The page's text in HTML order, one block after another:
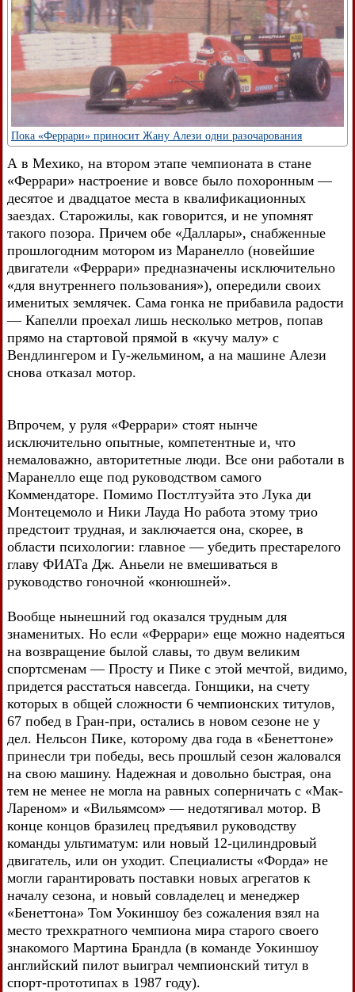
Пока «Феррари» приносит Жану Алези одни разочарования
А в Мехико, на втором этапе чемпионата в стане
«Феррари» настроение и вовсе было похоронным —
десятое и двадцатое места в квалификационных
заездах. Старожилы, как говорится, и не упомнят
такого позора. Причем обе «Даллары», снабженные
прошлогодним мотором из Маранелло (новейшие
двигатели «Феррари» предназначены исключительно
«для внутреннего пользования»), опередили своих
именитых землячек. Сама гонка не прибавила радости
— Капелли проехал лишь несколько метров, попав
прямо на стартовой прямой в «кучу малу» с
Вендлингером и Гу-жельмином, а на машине Алези
снова отказал мотор.
Впрочем, у руля «Феррари» стоят нынче
исключительно опытные, компетентные и, что
немаловажно, авторитетные люди. Все они работали в
Маранелло еще под руководством самого
Коммендаторе. Помимо Постлтуэйта это Лука ди
Монтецемоло и Ники Лауда Но работа этому трио
предстоит трудная, и заключается она, скорее, в
области психологии: главное — убедить престарелого
главу ФИАТа Дж. Аньели не вмешиваться в
руководство гоночной «конюшней».
Вообще нынешний год оказался трудным для
знаменитых. Но если «Феррари» еще можно надеяться
на возвращение былой славы, то двум великим
спортсменам — Просту и Пике с этой мечтой, видимо,
придется расстаться навсегда. Гонщики, на счету
которых в общей сложности 6 чемпионских титулов,
67 побед в Гран-при, остались в новом сезоне не у
дел. Нельсон Пике, которому два года в «Бенеттоне»
принесли три победы, весь прошлый сезон жаловался
на свою машину. Надежная и довольно быстрая, она
тем не менее не могла на равных соперничать с «Мак-
Лареном» и «Вильямсом» — недотягивал мотор. В
конце концов бразилец предъявил руководству
команды ультиматум: или новый 12-цилиндровый
двигатель, или он уходит. Специалисты «Форда» не
могли гарантировать поставки новых агрегатов к
началу сезона, и новый совладелец и менеджер
«Бенеттона» Том Уокиншоу без сожаления взял на
место трехкратного чемпиона мира старого своего
знакомого Мартина Брандла (в команде Уокиншоу
английский пилот выиграл чемпионский титул в
спорт-прототипах в 1987 году).